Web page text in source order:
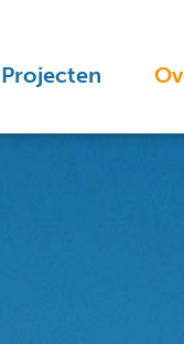
Projecten